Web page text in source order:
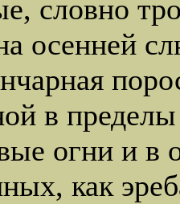
словно
осенней
в
огни и в
как